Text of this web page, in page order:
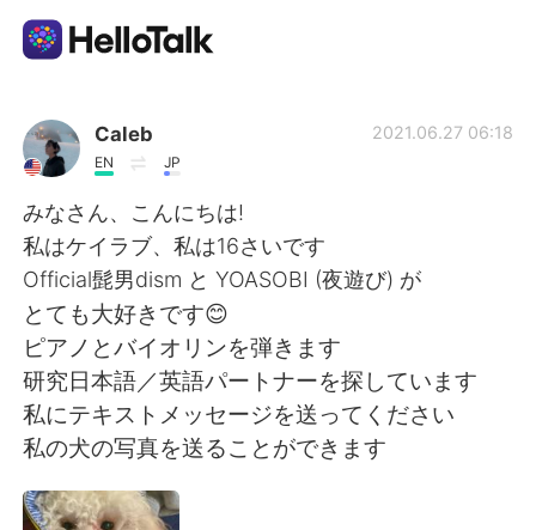
Appli d'échange linguistique
AI Grammar Checker
Français
English 简体中文
繁體中文 Español
Caleb
EN JP
2021.06.27 06:18
みなさん、こんにちは!
私はケイラブ、私は16さいです
Official髭男dism と YOASOBI (夜遊び) が
とても大好きです😊
ピアノとバイオリンを弾きます
研究日本語／英語パートナーを探しています
私にテキストメッセージを送ってください
私の犬の写真を送ることができます